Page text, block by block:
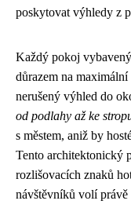
poskytovat výhledy z
Každý pokoj
důrazem na
nerušený výhled do
od podlahy až ke
s městem, aniž by
Tento architektonický
rozlišovacích znaků
návštěvníků volí